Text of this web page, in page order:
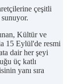
çeşitli
Kültür ve
15 Eylül'de resmi
dair her şeyi
üç katlı
yanı sıra